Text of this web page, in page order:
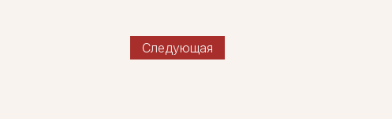
Следующая